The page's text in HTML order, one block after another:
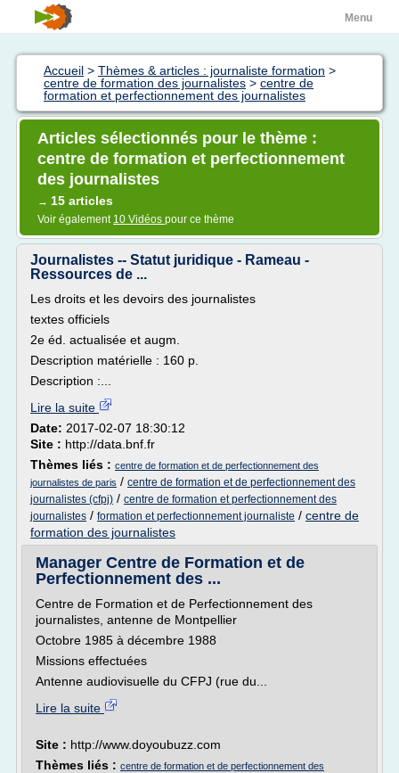
Menu
Accueil > Thèmes & articles : journaliste formation >
centre de formation des journalistes > centre de
formation et perfectionnement des journalistes
Articles sélectionnés pour le thème :
centre de formation et perfectionnement
des journalistes
→ 15 articles
Voir également 10 Vidéos pour ce thème
Journalistes -- Statut juridique - Rameau -
Ressources de ...
Les droits et les devoirs des journalistes
textes officiels
2e éd. actualisée et augm.
Description matérielle : 160 p.
Description :...
Lire la suite
Date: 2017-02-07 18:30:12
Site : http://data.bnf.fr
Thèmes liés : centre de formation et de perfectionnement des
journalistes de paris / centre de formation et de perfectionnement des
journalistes (cfpj) / centre de formation et perfectionnement des
journalistes / formation et perfectionnement journaliste / centre de
formation des journalistes
Manager Centre de Formation et de
Perfectionnement des ...
Centre de Formation et de Perfectionnement des
journalistes, antenne de Montpellier
Octobre 1985 à décembre 1988
Missions effectuées
Antenne audiovisuelle du CFPJ (rue du...
Lire la suite
Site : http://www.doyoubuzz.com
Thèmes liés : centre de formation et de perfectionnement des